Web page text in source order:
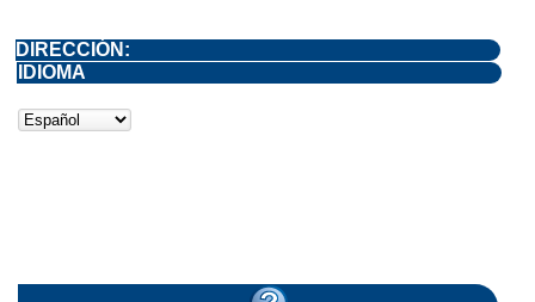
DIRECCIÓN:
IDIOMA